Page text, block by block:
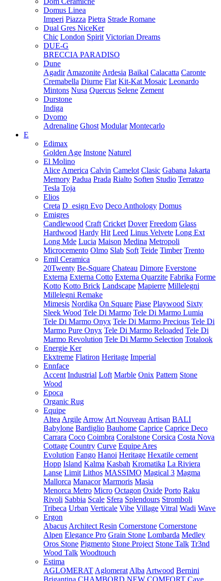
Domus Linea
Imperi Piazza Pietra Strade Romane
Dual Gres NiceKer
Chic London Spirit Victorian Dreams
DUE-G
BRECCIA PARADISO
Dune
Agadir Amazonite Ardesia Baikal Calacatta Caronte
Cremabella Diurne Flat Kit-Kat Mosaic Leonardo
Mintons Nusa Quercus Selene Zement
Durstone
Indiga
Dvomo
Adrenaline Ghost Modular Montecarlo
E
Edimax
Golden Age Instone Naturel
El Molino
Alice America Calvin Camelot Clasic Gabana Jakarta
Memory Padua Prada Rialto Soften Studio Terratzo
Tesla Toja
Elios
Creta D_esign Evo Deco Anthology Domus
Emigres
Candlewood Craft Cricket Dover Freedom Glass
Hardwood Hardy Hit Leed Linus Velvete Long Ext
Long Mde Lucia Maison Medina Metropoli
Microcemento Olmo Slab Soft Teide Timber Trento
Emil Ceramica
20Twenty Be-Square Chateau Dimore Everstone
Externa Externa Cotto Externa Quarzite Fabrika Forme
Kotto Kotto Brick Landscape Mapierre Millelegni
Millelegni Remake
Mimesis Nordika On Square Piase Playwood Sixty
Sleek Wood Tele Di Marmo Tele Di Marmo Lumia
Tele Di Marmo Onyx Tele Di Marmo Precious Tele Di
Marmo Pure Onyx Tele Di Marmo Reloaded Tele Di
Marmo Revolution Tele Di Marmo Selection Totalook
Energie Ker
Ekxtreme Flatiron Heritage Imperial
Ennface
Accent Industrial Loft Marble Onix Pattern Stone
Wood
Epoca
Organic Rug
Equipe
Altea Argile Arrow Art Nouveau Artisan BALI
Babylone Bardiglio Bauhome Caprice Caprice Deco
Carrara Coco Coimbra Coralstone Corsica Costa Nova
Cottage Country Curve Equipe Ares
Evolution Fango Hanoi Heritage Hexatile cement
Hopp Island Kalma Kasbah Kromatika La Riviera
Lanse Limit Lithos MASSIMO Magical 3 Magma
Mallorca Manacor Marmoris Masia
Menorca Metro Micro Octagon Oxide Porto Raku
Rivoli Sabbia Scale Sfera Splendours Stromboli
Tribeca Urban Verticale Vibe Village Vitral Wadi Wave
Ergon
Abacus Architect Resin Cornerstone Cornerstone
Alpen Elegance Pro Grain Stone Lombarda Medley
Oros Stone Pigmento Stone Project Stone Talk Tr3nd
Wood Talk Woodtouch
Estima
AGLOMERAT Aglomerat Alba Artwood Bernini